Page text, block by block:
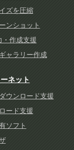
ズを圧縮
ンショット
・作成支援
ャラリー作成
ネット
ウンロード支援
ード支援
ソフト